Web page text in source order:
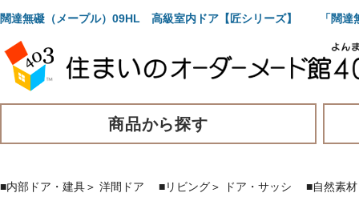
闊達無礙（メープル）09HL 高級室内ドア【匠シリーズ】 「闊達
商品から探す
■内部ドア・建具＞ 洋間ドア ■リビング＞ ドア・サッシ ■自然素材